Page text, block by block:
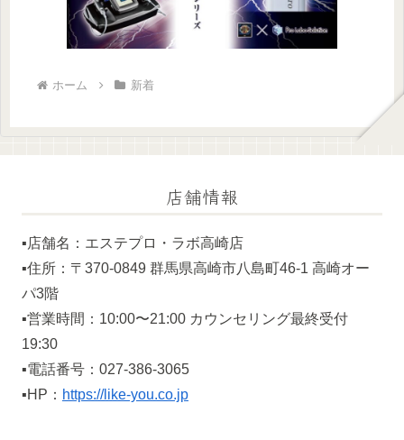
ホーム 新着
店舗情報
▪️店舗名：エステプロ・ラボ高崎店
▪️住所：〒370-0849 群馬県高崎市八島町46-1 高崎オー
パ3階
▪️営業時間：10:00〜21:00 カウンセリング最終受付
19:30
▪️電話番号：027-386-3065
▪️HP： https://like-you.co.jp